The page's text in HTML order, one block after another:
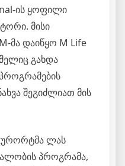
ის ყოფილი
მისი
მა დაიწყო M Life
გახდა
შეგიძლიათ მის
ლას
პროგრამა,